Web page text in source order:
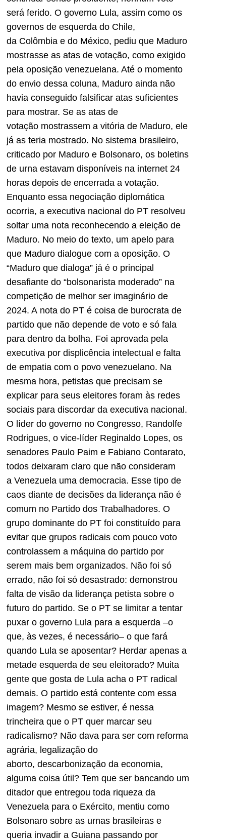
será ferido. O governo Lula, assim como os
governos de esquerda do Chile,
da Colômbia e do México, pediu que Maduro
mostrasse as atas de votação, como exigido
pela oposição venezuelana. Até o momento
do envio dessa coluna, Maduro ainda não
havia conseguido falsificar atas suficientes
para mostrar. Se as atas de
votação mostrassem a vitória de Maduro, ele
já as teria mostrado. No sistema brasileiro,
criticado por Maduro e Bolsonaro, os boletins
de urna estavam disponíveis na internet 24
horas depois de encerrada a votação.
Enquanto essa negociação diplomática
ocorria, a executiva nacional do PT resolveu
soltar uma nota reconhecendo a eleição de
Maduro. No meio do texto, um apelo para
que Maduro dialogue com a oposição. O
“Maduro que dialoga” já é o principal
desafiante do “bolsonarista moderado” na
competição de melhor ser imaginário de
2024. A nota do PT é coisa de burocrata de
partido que não depende de voto e só fala
para dentro da bolha. Foi aprovada pela
executiva por displicência intelectual e falta
de empatia com o povo venezuelano. Na
mesma hora, petistas que precisam se
explicar para seus eleitores foram às redes
sociais para discordar da executiva nacional.
O líder do governo no Congresso, Randolfe
Rodrigues, o vice-líder Reginaldo Lopes, os
senadores Paulo Paim e Fabiano Contarato,
todos deixaram claro que não consideram
a Venezuela uma democracia. Esse tipo de
caos diante de decisões da liderança não é
comum no Partido dos Trabalhadores. O
grupo dominante do PT foi constituído para
evitar que grupos radicais com pouco voto
controlassem a máquina do partido por
serem mais bem organizados. Não foi só
errado, não foi só desastrado: demonstrou
falta de visão da liderança petista sobre o
futuro do partido. Se o PT se limitar a tentar
puxar o governo Lula para a esquerda –o
que, às vezes, é necessário– o que fará
quando Lula se aposentar? Herdar apenas a
metade esquerda de seu eleitorado? Muita
gente que gosta de Lula acha o PT radical
demais. O partido está contente com essa
imagem? Mesmo se estiver, é nessa
trincheira que o PT quer marcar seu
radicalismo? Não dava para ser com reforma
agrária, legalização do
aborto, descarbonização da economia,
alguma coisa útil? Tem que ser bancando um
ditador que entregou toda riqueza da
Venezuela para o Exército, mentiu como
Bolsonaro sobre as urnas brasileiras e
queria invadir a Guiana passando por